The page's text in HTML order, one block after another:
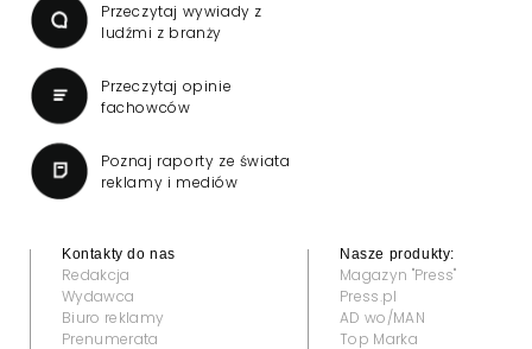
Przeczytaj wywiady z
ludźmi z branży
Przeczytaj opinie
fachowców
Poznaj raporty ze świata
reklamy i mediów
Kontakty do nas
Redakcja
Wydawca
Biuro reklamy
Prenumerata
Nasze produkty:
Magazyn "Press"
Press.pl
AD wo/MAN
Top Marka